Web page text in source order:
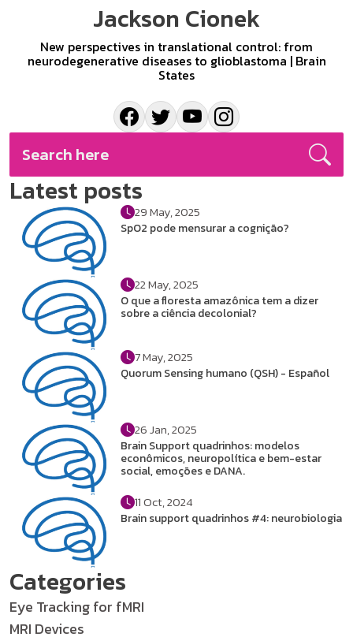
Jackson Cionek
New perspectives in translational control: from
neurodegenerative diseases to glioblastoma | Brain
States
Latest posts
29 May, 2025
SpO2 pode mensurar a cognição?
22 May, 2025
O que a floresta amazônica tem a dizer
sobre a ciência decolonial?
7 May, 2025
Quorum Sensing humano (QSH) - Español
26 Jan, 2025
Brain Support quadrinhos: modelos
econômicos, neuropolítica e bem-estar
social, emoções e DANA.
11 Oct, 2024
Brain support quadrinhos #4: neurobiologia
Categories
Eye Tracking for fMRI
MRI Devices